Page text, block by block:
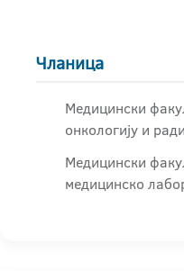
Чланица
Медицински
онкологију и
Медицински
медицинско